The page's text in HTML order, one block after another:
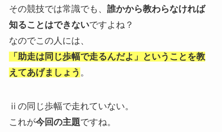
その競技では常識でも、 誰かから教わらなければ
知ることはできないですよね？
なのでこの人には、
「助走は同じ歩幅で走るんだよ」
ということを教
えてあげましょう 。
ⅱの同じ歩幅で走れていない。
これが今回の主題ですね。